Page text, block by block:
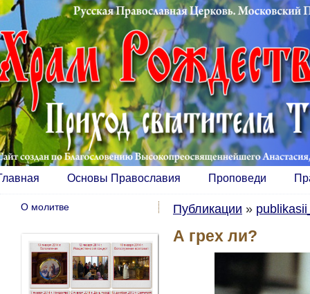
Основы Православия Проповеди
Публикации »
А грех ли?
О молитве